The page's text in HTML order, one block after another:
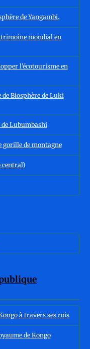
de Yangambi.
mondial en
l’écotourisme en
Biosphère de Luki
Lubumbashi
gorille de montagne
central)
à travers ses rois
de Kongo